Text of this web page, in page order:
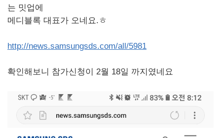
는 밋업에
메디블록 대표가 오네요.ㅎ
http://news.samsungsds.com/all/5981
확인해보니 참가신청이 2월 18일 까지였네요